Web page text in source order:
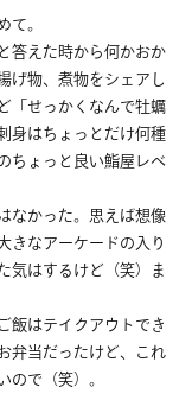
。
答えた時から何かおか
げ物、煮物をシェアし
「せっかくなんで牡蠣
身はちょっとだけ何種
ちょっと良い鮨屋レベ
なかった。思えば想像
きなアーケードの入り
気はするけど（笑）ま
飯はテイクアウトでき
弁当だったけど、これ
で（笑）。